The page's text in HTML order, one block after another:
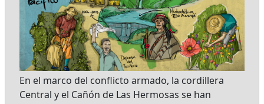
En el marco del conflicto armado, la cordillera
Central y el Cañón de Las Hermosas se han